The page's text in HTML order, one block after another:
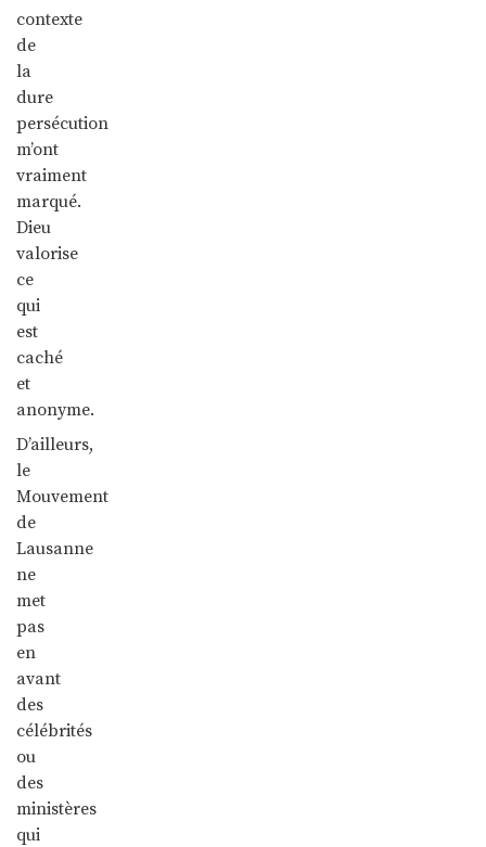
contexte
de
la
dure
persécution
m’ont
vraiment
marqué.
Dieu
valorise
ce
qui
est
caché
et
anonyme.
D’ailleurs,
le
Mouvement
de
Lausanne
ne
met
pas
en
avant
des
célébrités
ou
des
ministères
qui